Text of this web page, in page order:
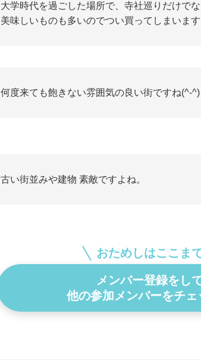
大学時代を過ごした場所で、寺社巡りだけで
美味しいものも多いのでつい買ってしまいます
何度来ても飽きない雰囲気の良い街ですね(^-^)
古い街並みや建物 素敵ですよね。
おためしはここま
メンバー登録をし
他の参加メンバーをチェ